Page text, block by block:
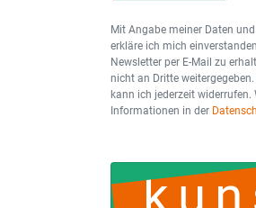
Mit Angabe meiner Daten
erkläre ich mich
Newsletter per E-Mail zu
nicht an Dritte
kann ich jederzeit
Informationen in der